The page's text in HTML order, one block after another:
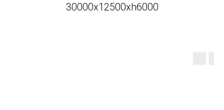
30000x12500xh6000